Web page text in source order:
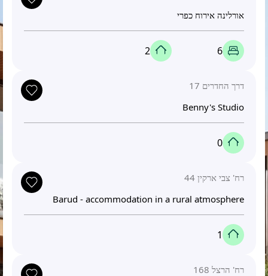
אורלינה אירוח כפרי
6
2
דרך החדרים 17
Benny's Studio
0
רח' צבי ארקין 44
Barud - accommodation in a rural atmosphere
1
רח' הרצל 168